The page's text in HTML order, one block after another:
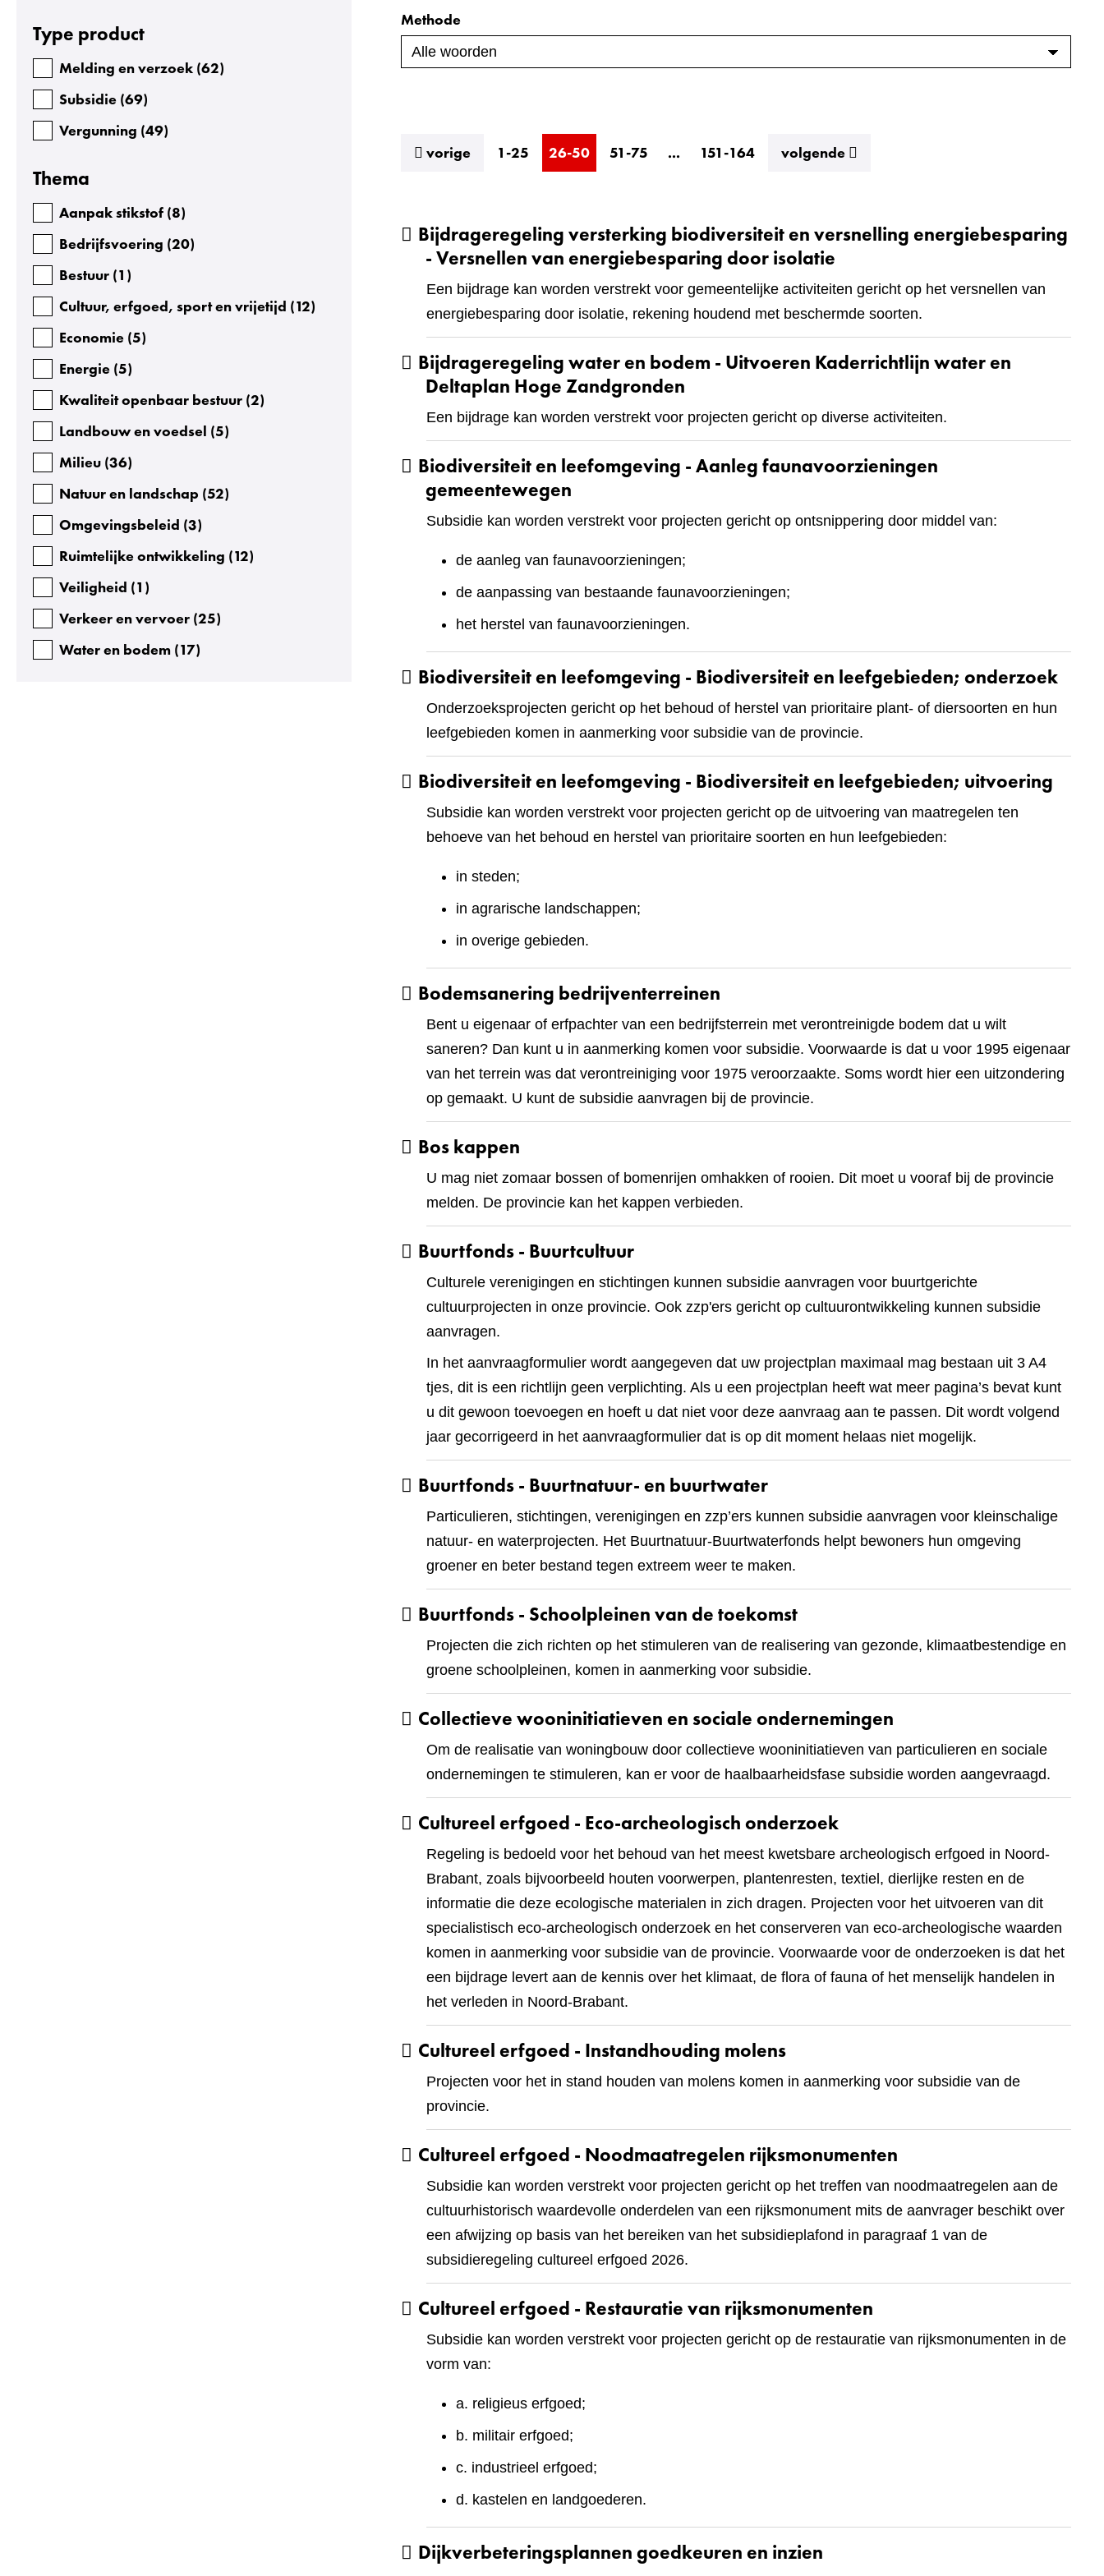
Facetten
Type product
Melding en verzoek (62)
Subsidie (69)
Vergunning (49)
Thema
Aanpak stikstof (8)
Bedrijfsvoering (20)
Bestuur (1 )
Cultuur, erfgoed, sport en vrijetijd (12)
Economie (5)
Energie (5)
Kwaliteit openbaar bestuur (2)
Landbouw en voedsel (5)
Milieu (36)
Natuur en landschap (52)
Omgevingsbeleid (3)
Ruimtelijke ontwikkeling (12)
Veiligheid (1 )
Verkeer en vervoer (25)
Water en bodem (17)
index
Methode
vorigeresultaten
1-25 26-50 51-75 ... 151-164 volgenderesultaten
Bijdrageregeling versterking biodiversiteit en versnelling energiebesparing
- Versnellen van energiebesparing door isolatie
Een bijdrage kan worden verstrekt voor gemeentelijke activiteiten gericht op het versnellen van
energiebesparing door isolatie, rekening houdend met beschermde soorten.
Bijdrageregeling water en bodem - Uitvoeren Kaderrichtlijn water en
Deltaplan Hoge Zandgronden
Een bijdrage kan worden verstrekt voor projecten gericht op diverse activiteiten.
Biodiversiteit en leefomgeving - Aanleg faunavoorzieningen
gemeentewegen
Subsidie kan worden verstrekt voor projecten gericht op ontsnippering door middel van:
de aanleg van faunavoorzieningen;
de aanpassing van bestaande faunavoorzieningen;
het herstel van faunavoorzieningen.
Biodiversiteit en leefomgeving - Biodiversiteit en leefgebieden; onderzoek
Onderzoeksprojecten gericht op het behoud of herstel van prioritaire plant- of diersoorten en hun
leefgebieden komen in aanmerking voor subsidie van de provincie.
Biodiversiteit en leefomgeving - Biodiversiteit en leefgebieden; uitvoering
Subsidie kan worden verstrekt voor projecten gericht op de uitvoering van maatregelen ten
behoeve van het behoud en herstel van prioritaire soorten en hun leefgebieden:
in steden;
in agrarische landschappen;
in overige gebieden.
Bodemsanering bedrijventerreinen
Bent u eigenaar of erfpachter van een bedrijfsterrein met verontreinigde bodem dat u wilt
saneren? Dan kunt u in aanmerking komen voor subsidie. Voorwaarde is dat u voor 1995 eigenaar
van het terrein was dat verontreiniging voor 1975 veroorzaakte. Soms wordt hier een uitzondering
op gemaakt. U kunt de subsidie aanvragen bij de provincie.
Bos kappen
U mag niet zomaar bossen of bomenrijen omhakken of rooien. Dit moet u vooraf bij de provincie
melden. De provincie kan het kappen verbieden.
Buurtfonds - Buurtcultuur
Culturele verenigingen en stichtingen kunnen subsidie aanvragen voor buurtgerichte
cultuurprojecten in onze provincie. Ook zzp'ers gericht op cultuurontwikkeling kunnen subsidie
aanvragen.
In het aanvraagformulier wordt aangegeven dat uw projectplan maximaal mag bestaan uit 3 A4
tjes, dit is een richtlijn geen verplichting. Als u een projectplan heeft wat meer pagina’s bevat kunt
u dit gewoon toevoegen en hoeft u dat niet voor deze aanvraag aan te passen. Dit wordt volgend
jaar gecorrigeerd in het aanvraagformulier dat is op dit moment helaas niet mogelijk.
Buurtfonds - Buurtnatuur- en buurtwater
Particulieren, stichtingen, verenigingen en zzp’ers kunnen subsidie aanvragen voor kleinschalige
natuur- en waterprojecten. Het Buurtnatuur-Buurtwaterfonds helpt bewoners hun omgeving
groener en beter bestand tegen extreem weer te maken.
Buurtfonds - Schoolpleinen van de toekomst
Projecten die zich richten op het stimuleren van de realisering van gezonde, klimaatbestendige en
groene schoolpleinen, komen in aanmerking voor subsidie.
Collectieve wooninitiatieven en sociale ondernemingen
Om de realisatie van woningbouw door collectieve wooninitiatieven van particulieren en sociale
ondernemingen te stimuleren, kan er voor de haalbaarheidsfase subsidie worden aangevraagd.
Cultureel erfgoed - Eco-archeologisch onderzoek
Regeling is bedoeld voor het behoud van het meest kwetsbare archeologisch erfgoed in Noord-
Brabant, zoals bijvoorbeeld houten voorwerpen, plantenresten, textiel, dierlijke resten en de
informatie die deze ecologische materialen in zich dragen. Projecten voor het uitvoeren van dit
specialistisch eco-archeologisch onderzoek en het conserveren van eco-archeologische waarden
komen in aanmerking voor subsidie van de provincie. Voorwaarde voor de onderzoeken is dat het
een bijdrage levert aan de kennis over het klimaat, de flora of fauna of het menselijk handelen in
het verleden in Noord-Brabant.
Cultureel erfgoed - Instandhouding molens
Projecten voor het in stand houden van molens komen in aanmerking voor subsidie van de
provincie.
Cultureel erfgoed - Noodmaatregelen rijksmonumenten
Subsidie kan worden verstrekt voor projecten gericht op het treffen van noodmaatregelen aan de
cultuurhistorisch waardevolle onderdelen van een rijksmonument mits de aanvrager beschikt over
een afwijzing op basis van het bereiken van het subsidieplafond in paragraaf 1 van de
subsidieregeling cultureel erfgoed 2026.
Cultureel erfgoed - Restauratie van rijksmonumenten
Subsidie kan worden verstrekt voor projecten gericht op de restauratie van rijksmonumenten in de
vorm van:
a. religieus erfgoed;
b. militair erfgoed;
c. industrieel erfgoed;
d. kastelen en landgoederen.
Dijkverbeteringsplannen goedkeuren en inzien